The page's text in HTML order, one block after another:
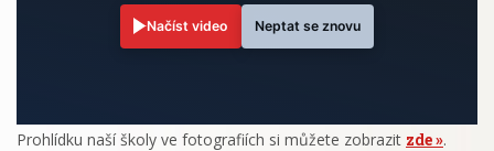
Načíst video Neptat se znovu
Prohlídku naší školy ve fotografiích si můžete zobrazit zde .